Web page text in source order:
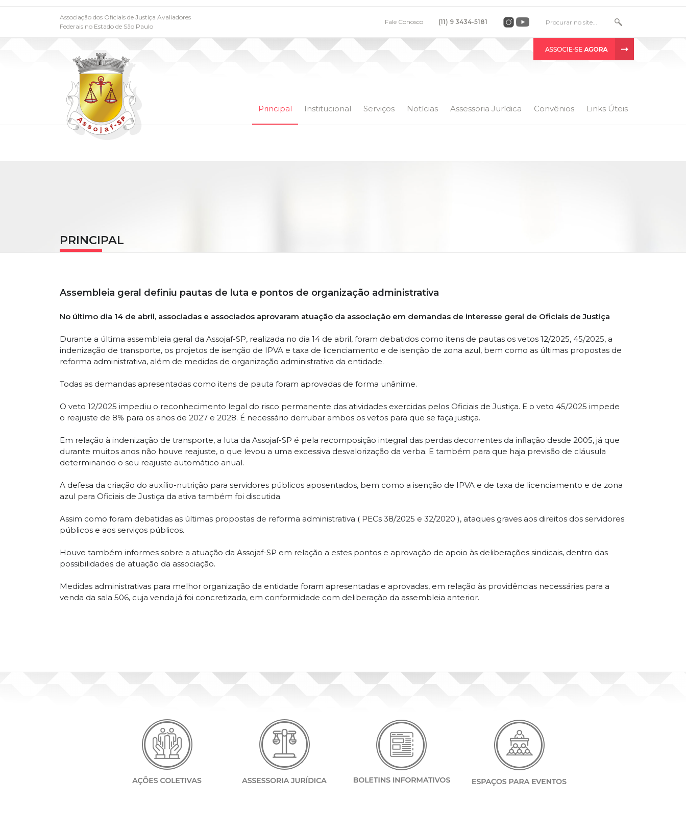
Associação dos Oficiais de Justiça Avaliadores
Federais no Estado de São Paulo
Fale Conosco (11) 9 3434-5181
Principal Institucional Serviços Notícias Assessoria Jurídica Convênios Links Úteis
PRINCIPAL
Assembleia geral definiu pautas de luta e pontos de organização administrativa
No último dia 14 de abril, associadas e associados aprovaram atuação da associação em demandas de interesse geral de Oficiais de Justiça
Durante a última assembleia geral da Assojaf-SP, realizada no dia 14 de abril, foram debatidos como itens de pautas os vetos 12/2025, 45/2025, a
indenização de transporte, os projetos de isenção de IPVA e taxa de licenciamento e de isenção de zona azul, bem como as últimas propostas de
reforma administrativa, além de medidas de organização administrativa da entidade.
Todas as demandas apresentadas como itens de pauta foram aprovadas de forma unânime.
O veto 12/2025 impediu o reconhecimento legal do risco permanente das atividades exercidas pelos Oficiais de Justiça. E o veto 45/2025 impede
o reajuste de 8% para os anos de 2027 e 2028. É necessário derrubar ambos os vetos para que se faça justiça.
Em relação à indenização de transporte, a luta da Assojaf-SP é pela recomposição integral das perdas decorrentes da inflação desde 2005, já que
durante muitos anos não houve reajuste, o que levou a uma excessiva desvalorização da verba. E também para que haja previsão de cláusula
determinando o seu reajuste automático anual.
A defesa da criação do auxílio-nutrição para servidores públicos aposentados, bem como a isenção de IPVA e de taxa de licenciamento e de zona
azul para Oficiais de Justiça da ativa também foi discutida.
Assim como foram debatidas as últimas propostas de reforma administrativa ( PECs 38/2025 e 32/2020 ), ataques graves aos direitos dos servidores
públicos e aos serviços públicos.
Houve também informes sobre a atuação da Assojaf-SP em relação a estes pontos e aprovação de apoio às deliberações sindicais, dentro das
possibilidades de atuação da associação.
Medidas administrativas para melhor organização da entidade foram apresentadas e aprovadas, em relação às providências necessárias para a
venda da sala 506, cuja venda já foi concretizada, em conformidade com deliberação da assembleia anterior.